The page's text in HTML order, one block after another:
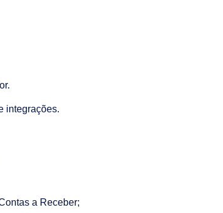
integrações.
a Receber;